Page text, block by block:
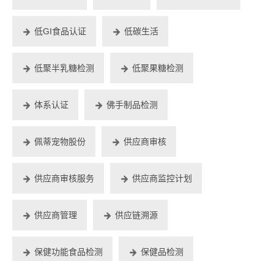
低GI食品认证 低碳生活
低聚半乳糖检测 低聚果糖检测
体系认证 佛手制品检测
佩蒂宠物股份 供应商审核
供应商审核服务 供应商监控计划
供应商管理 供应链溯源
保健功能食品检测 保健品检测